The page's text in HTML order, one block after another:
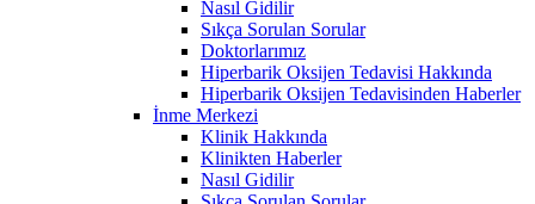
Nasıl Gidilir
Sıkça Sorulan Sorular
Doktorlarımız
Hiperbarik Oksijen Tedavisi Hakkında
Hiperbarik Oksijen Tedavisinden Haberler
İnme Merkezi
Klinik Hakkında
Klinikten Haberler
Nasıl Gidilir